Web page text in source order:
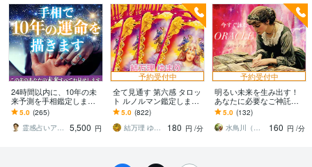
24時間以内に、10年の未
来予測を手相鑑定します 2
4h納品! 10000文字程度で
運命の波を読み解きます
5.0 (265)
霊感占いアリアナ鑑定士
5,500 円
予約受付中
全て見通す 第六感 タロッ
ト ルノルマン鑑定します
運気恋愛人生仕事お相手
状況想い全てサイキック
で詳細に視ます♡
5.0 (822)
結万理 ゆまり
180 円 /分
予約受付中
明るい未来を生み出す！
あなたに必要なご神託頂
けます ☆神秘的な引力の
法則☆今すぐ！オラクル
メッセージお届けします
5.0 (132)
水鳥川（みどりかわ）るい
160 円 /分